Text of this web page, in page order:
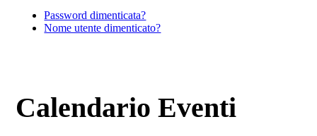
Password dimenticata?
Nome utente dimenticato?
Calendario Eventi